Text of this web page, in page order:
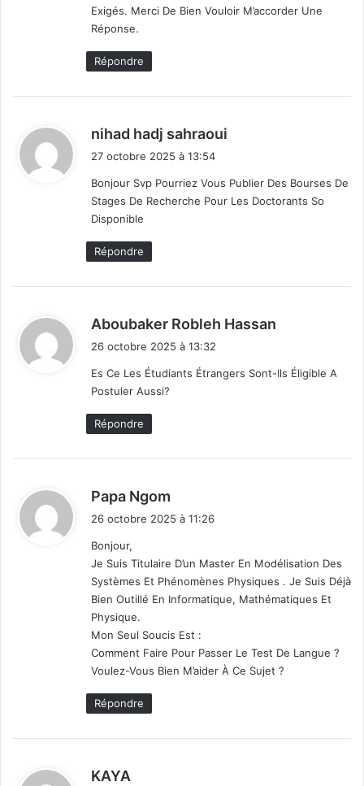
Exigés. Merci De Bien Vouloir M’accorder Une
Réponse.
Répondre
nihad hadj sahraoui
27 octobre 2025 à 13:54
Bonjour Svp Pourriez Vous Publier Des Bourses De
Stages De Recherche Pour Les Doctorants So
Disponible
Répondre
Aboubaker Robleh Hassan
26 octobre 2025 à 13:32
Es Ce Les Étudiants Étrangers Sont-Ils Éligible A
Postuler Aussi?
Répondre
Papa Ngom
26 octobre 2025 à 11:26
Bonjour,
Je Suis Titulaire D’un Master En Modélisation Des
Systèmes Et Phénomènes Physiques . Je Suis Déjà
Bien Outillé En Informatique, Mathématiques Et
Physique.
Mon Seul Soucis Est :
Comment Faire Pour Passer Le Test De Langue ?
Voulez-Vous Bien M’aider À Ce Sujet ?
Répondre
KAYA